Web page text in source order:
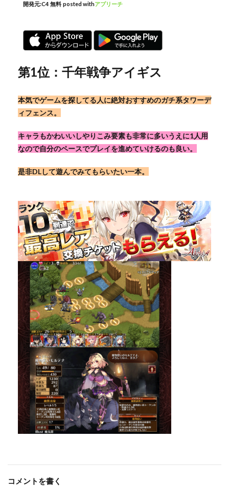
開発元:C4 無料 posted withアプリーチ
第1位：千年戦争アイギス
本気でゲームを探してる人に絶対おすすめのガチ系タワーデ
ィフェンス。
キャラもかわいいしやりこみ要素も非常に多いうえに1人用
なので自分のペースでプレイを進めていけるのも良い。
是非DLして遊んでみてもらいたい一本。
コメントを書く